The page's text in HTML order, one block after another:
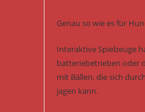
Genau so wie es für
Interaktive Spielzeuge
batteriebetrieben oder
mit Bällen, die sich
jagen kann.